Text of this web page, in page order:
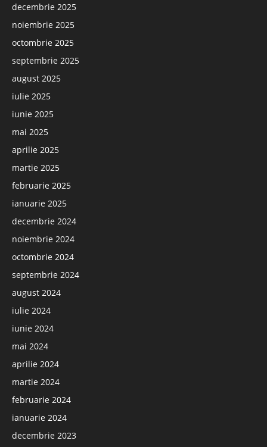
decembrie 2025
noiembrie 2025
octombrie 2025
septembrie 2025
august 2025
iulie 2025
iunie 2025
mai 2025
aprilie 2025
martie 2025
februarie 2025
ianuarie 2025
decembrie 2024
noiembrie 2024
octombrie 2024
septembrie 2024
august 2024
iulie 2024
iunie 2024
mai 2024
aprilie 2024
martie 2024
februarie 2024
ianuarie 2024
decembrie 2023